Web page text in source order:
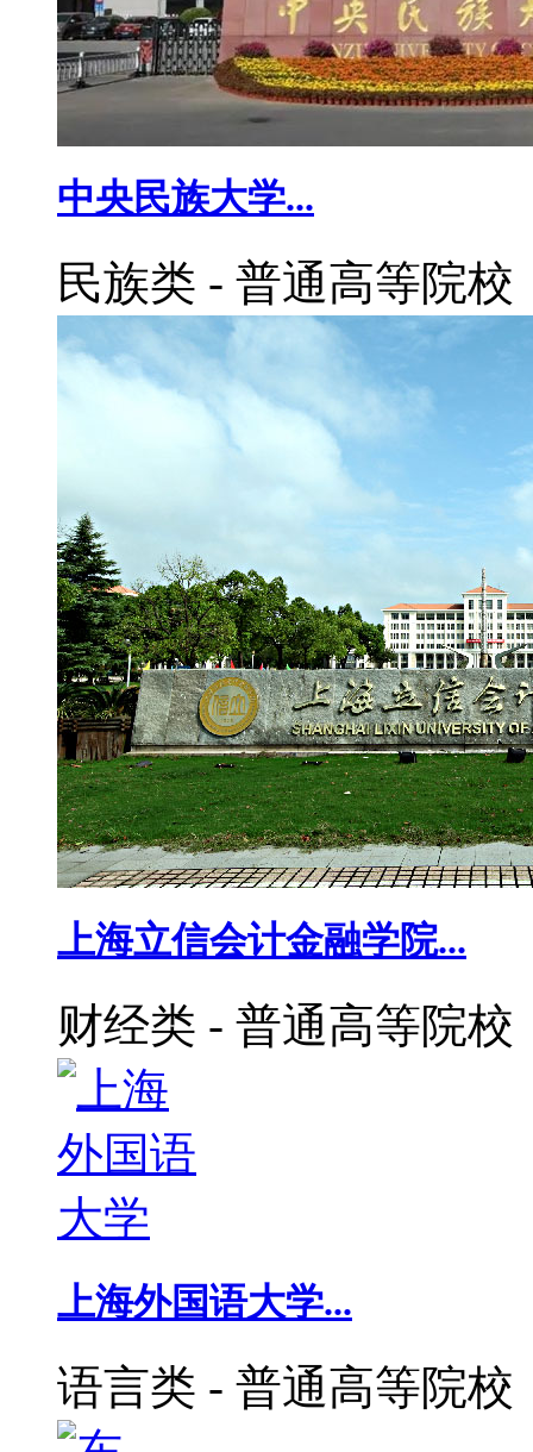
中央民族大学...
民族类 - 普通高等院校
上海立信会计金融学院...
财经类 - 普通高等院校
上海外国语大学...
语言类 - 普通高等院校